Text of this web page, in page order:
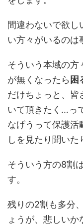
間違わないで欲し
い方々がいるのは
そういう本域の方
が無くなったら 困
だけちょっと、皆
いて頂きたく…っ
なげうって保護活
しを見たり聞いた
そういう方の8割
す。
残りの2割も多分
ょうが、悲しい